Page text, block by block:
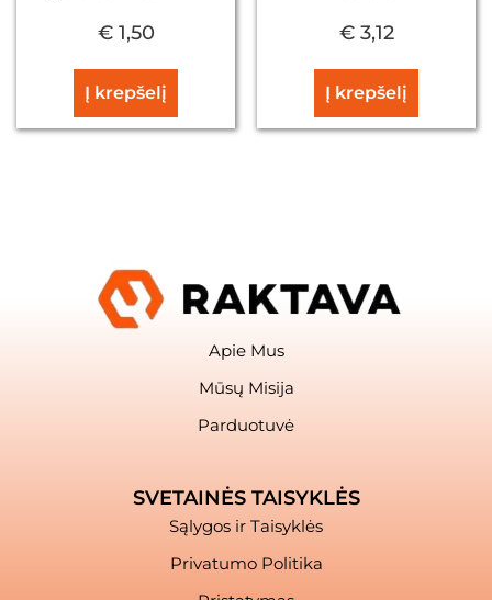
€1,50
Į krepšelį
€3,12
Į krepšelį
Apie Mus
Mūsų Misija
Parduotuvė
SVETAINĖS TAISYKLĖS
Sąlygos ir Taisyklės
Privatumo Politika